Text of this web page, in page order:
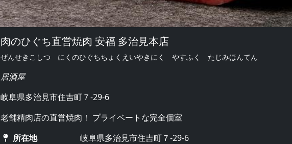
肉のひぐち直営焼肉 安福 多治見本店
ぜんせきこしつ にくのひぐちちょくえいやきにく やすふく たじみほんてん
居酒屋
岐阜県多治見市住吉町７-29-6
老舗精肉店の直営焼肉！ プライベートな完全個室
所在地
岐阜県多治見市住吉町７-29-6